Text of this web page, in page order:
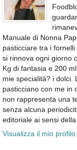
Manuale di Nonna
pasticciare tra i
si rinnova ogni giorno
Kg di fantasia e 200
mie specialità? i dolci.
pasticciano con me in
non rappresenta una
senza alcuna
editoriale ai sensi
Visualizza il mio